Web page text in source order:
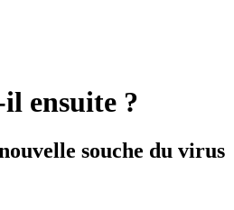
ensuite ?
souche du virus